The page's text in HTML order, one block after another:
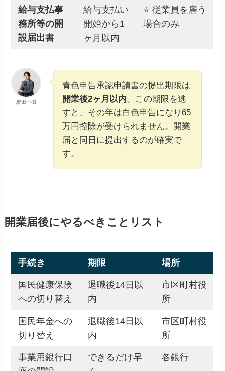
給与支払事
務所等の開
設届出書
給与支払い
開始から1
ヶ月以内
⭐ 従業員を雇う
場合のみ
炭田一樹
青色申告承認申請書の提出期限は
開業後2ヶ月以内。この期限を逃
すと、その年は白色申告になり65
万円控除が受けられません。開業
届と同日に提出するのが確実で
す。
開業届後にやるべきことリスト
手続き 期限 場所
国民健康保険
への切り替え
退職後14日以
内
市区町村役
所
国民年金への
切り替え
退職後14日以
内
市区町村役
所
事業用銀行口
できるだけ早
各銀行